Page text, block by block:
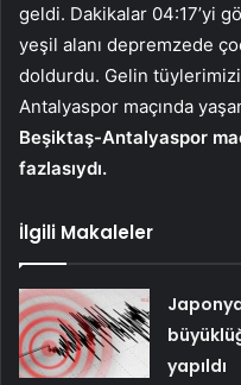
geldi. Dakikalar 04:17’yi
yeşil alanı depremzede
doldurdu. Gelin
Antalyaspor maçında
Beşiktaş-Antalyaspor
fazlasıydı.
İlgili Makaleler
yapıldı